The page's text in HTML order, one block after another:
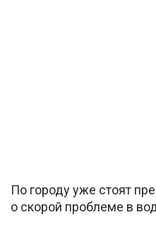
По городу уже стоят
о скорой проблеме в